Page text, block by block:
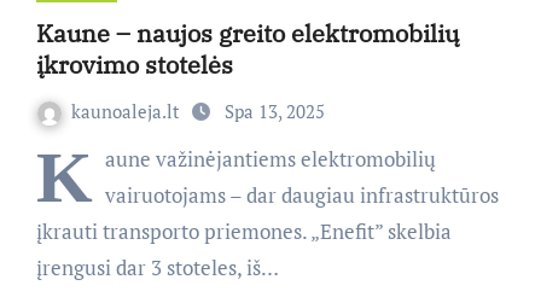
Kaune – naujos greito elektromobilių
įkrovimo stotelės
kaunoaleja.lt Spa 13, 2025
K aune važinėjantiems elektromobilių
vairuotojams – dar daugiau infrastruktūros
įkrauti transporto priemones. „Enefit” skelbia
įrengusi dar 3 stoteles, iš…